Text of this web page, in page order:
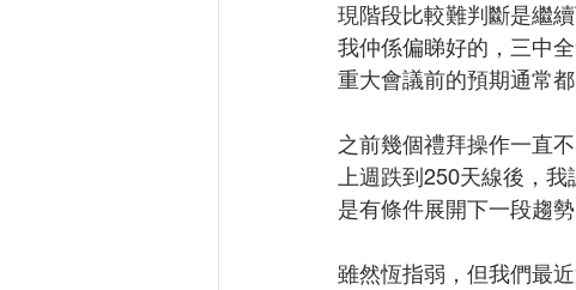
現階段比較難判斷是繼
我仲係偏睇好的，三中
重大會議前的預期通常
之前幾個禮拜操作一直
上週跌到250天線後，
是有條件展開下一段趨
雖然恆指弱，但我們最